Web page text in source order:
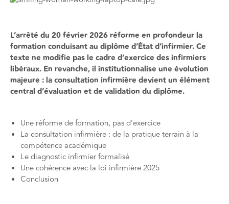
L’arrêté du 20 février 2026 réforme en profondeur la
formation conduisant au diplôme d’État d’infirmier. Ce
texte ne modifie pas le cadre d’exercice des infirmiers
libéraux. En revanche, il institutionnalise une évolution
majeure : la consultation infirmière devient un élément
central d’évaluation et de validation du diplôme.
Une réforme de formation, pas d’exercice
La consultation infirmière : de la pratique terrain à la
compétence académique
Le diagnostic infirmier formalisé
Une cohérence avec la loi infirmière 2025
Conclusion